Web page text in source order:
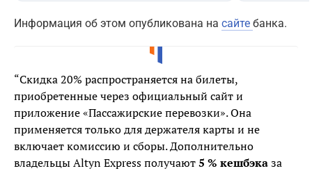
Информация об этом опубликована на сайте банка.
“Скидка 20% распространяется на билеты,
приобретенные через официальный сайт и
приложение «Пассажирские перевозки». Она
применяется только для держателя карты и не
включает комиссию и сборы. Дополнительно
владельцы Altyn Express получают5 % кешбэказа